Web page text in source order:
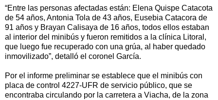
“Entre las personas afectadas están: Elena Quispe Catacota
de 54 años, Antonia Tola de 43 años, Eusebia Catacora de
91 años y Brayan Calisaya de 16 años, todos ellos estaban
al interior del minibús y fueron remitidos a la clínica Litoral,
que luego fue recuperado con una grúa, al haber quedado
inmovilizado”, detalló el coronel García.
Por el informe preliminar se establece que el minibús con
placa de control 4227-UFR de servicio público, que se
encontraba circulando por la carretera a Viacha, de la zona